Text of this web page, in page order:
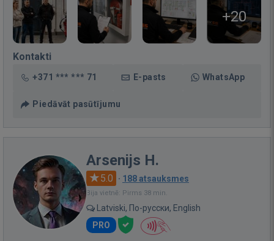
+20
Kontakti
+371 *** *** 71 E-pasts WhatsApp
Piedāvāt pasūtījumu
Arsenijs H.
5.0 · 188 atsauksmes
Bija vietnē: Pirms 38 min.
Latviski, По-русски, English
PRO